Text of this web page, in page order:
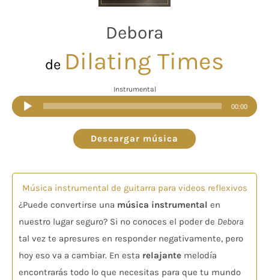
Debora
de Dilating Times
Instrumental
Reproductor
de
audio
00:00
Descargar música
Música instrumental de guitarra para videos reflexivos
¿Puede convertirse una música instrumental en
nuestro lugar seguro? Si no conoces el poder de Debora
tal vez te apresures en responder negativamente, pero
hoy eso va a cambiar. En esta relajante melodía
encontrarás todo lo que necesitas para que tu mundo